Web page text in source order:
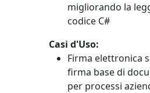
migliorando la
codice C#
Casi d'Uso:
Firma elettronica
firma base di
per processi